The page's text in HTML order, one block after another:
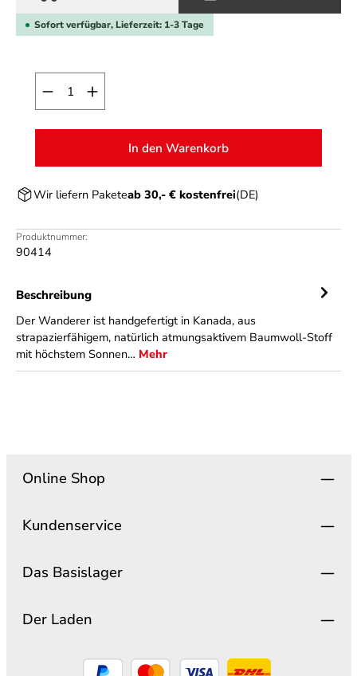
Sofort verfügbar, Lieferzeit: 1-3 Tage
Produkt Anzahl: Gib den gewünschten Wert
In den Warenkorb
Wir liefern Paketeab 30,- € kostenfrei(DE)
Produktnummer:
90414
Beschreibung
Der Wanderer ist handgefertigt in Kanada, aus
strapazierfähigem, natürlich atmungsaktivem Baumwoll-Stoff
mit höchstem Sonnen… Mehr
Online Shop
Kundenservice
Das Basislager
Der Laden